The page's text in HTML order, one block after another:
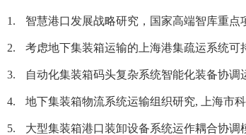
1. 智慧港口发展战略研究，国家高端智库重点
2. 考虑地下集装箱运输的上海港集疏运系统
3. 自动化集装箱码头复杂系统智能化装备协
4. 地下集装箱物流系统运输组织研究, 上海市
5. 大型集装箱港口装卸设备系统运作耦合协调